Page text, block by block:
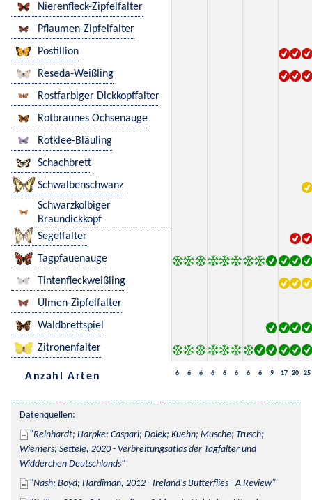
Nierenfleck-Zipfelfalter
Pflaumen-Zipfelfalter
Postillion
Reseda-Weißling
Rostfarbiger Dickkopffalter
Rotbraunes Ochsenauge
Rotklee-Bläuling
Schachbrett
Schwalbenschwanz
Schwarzkolbiger
Braundickkopf
Segelfalter
Tagpfauenauge
Tintenfleckweißling
Ulmen-Zipfelfalter
Waldbrettspiel
Zitronenfalter
Anzahl Arten 6 6 6 6 6 6 6 6 9 17 20 25
Datenquellen:
Reinhardt; Harpke; Caspari; Dolek; Kuehn; Musche; Trusch;
Wiemers; Settele, 2020 - Verbreitungsatlas der Tagfalter und
Widderchen Deutschlands
Nash; Boyd; Hardiman, 2012 - Ireland's Butterflies - A Review